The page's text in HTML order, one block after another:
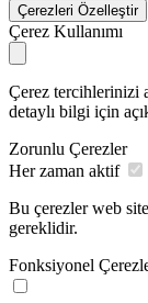
Çerezleri Özelleştir
Çerez Kullanımı
Çerez tercihlerinizi
detaylı bilgi için
Zorunlu Çerezler
Her zaman aktif
Bu çerezler web
gereklidir.
Fonksiyonel